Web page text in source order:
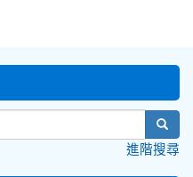
進階搜尋